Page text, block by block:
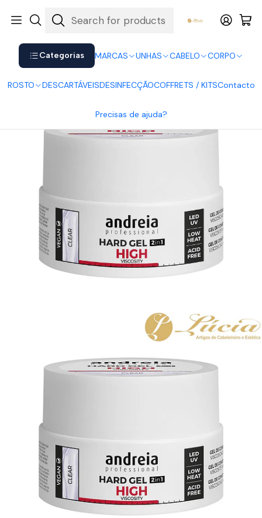
Categorias MARCAS UNHAS CABELO CORPO
ROSTO DESCARTÁVEISDESINFECÇÃOCOFFRETS / KITSContacto
Precisas de ajuda?
Shop now. Pay later with Klarna.